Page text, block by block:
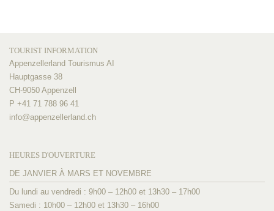
TOURIST INFORMATION
Appenzellerland Tourismus AI
Hauptgasse 38
CH-9050 Appenzell
P +41 71 788 96 41
info@appenzellerland.ch
HEURES D'OUVERTURE
DE JANVIER À MARS ET NOVEMBRE
Du lundi au vendredi : 9h00 – 12h00 et 13h30 – 17h00
Samedi : 10h00 – 12h00 et 13h30 – 16h00